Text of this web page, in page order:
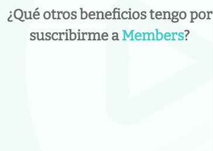
¿Qué otros beneficios tengo por
suscribirme aMembers?